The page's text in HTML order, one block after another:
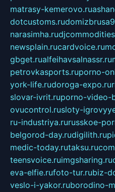
matrasy-kemerovo.ru
dotcustoms.ru
narasimha.ru
newsplain.rucardvoice.ru
gbget.rualfeihavsalnassr.ru
petrovkasports.ruporno-
york-life.rudoroga-expo.ru
slovar-ivrit.ruporno-video-
ovucontrol.rusloty-
ru-industriya.rurusskoe-
belgorod-day.rudigilith.ru
medic-today.rutaksu.ru
teensvoice.ruimgsharing.ru
eva-elfie.rufoto-tur.rubiz-
veslo-i-yakor.ruborodino-